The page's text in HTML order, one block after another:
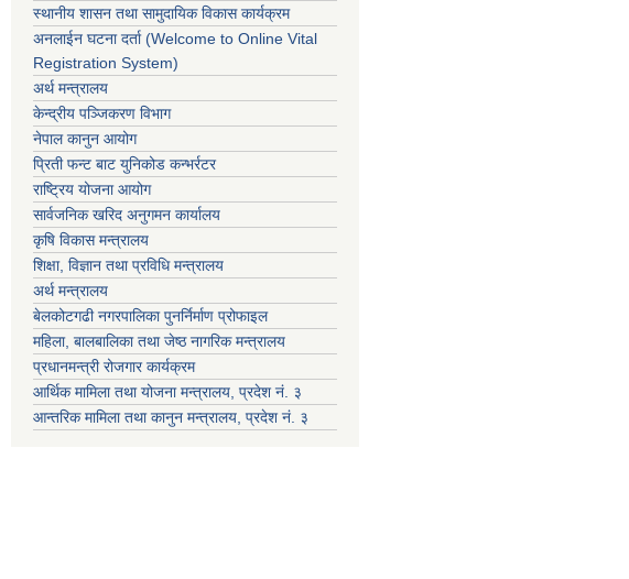
स्थानीय शासन तथा सामुदायिक विकास कार्यक्रम
अनलाईन घटना दर्ता (Welcome to Online Vital
Registration System)
अर्थ मन्त्रालय
केन्द्रीय पञ्जिकरण विभाग
नेपाल कानुन आयोग
प्रिती फन्ट बाट युनिकोड कन्भर्रटर
राष्ट्रिय योजना आयोग
सार्वजनिक खरिद अनुगमन कार्यालय
कृषि विकास मन्त्रालय
शिक्षा, विज्ञान तथा प्रविधि मन्त्रालय
अर्थ मन्त्रालय
बेलकोटगढी नगरपालिका पुनर्निर्माण प्रोफाइल
महिला, बालबालिका तथा जेष्ठ नागरिक मन्त्रालय
प्रधानमन्त्री रोजगार कार्यक्रम
आर्थिक मामिला तथा योजना मन्त्रालय, प्रदेश नं. ३
आन्तरिक मामिला तथा कानुन मन्त्रालय, प्रदेश नं. ३